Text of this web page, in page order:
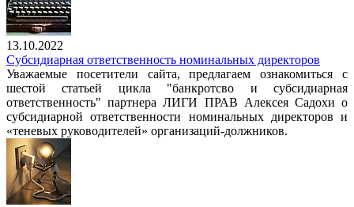
13.10.2022
Субсидиарная ответственность номинальных директоров
Уважаемые посетители сайта, предлагаем ознакомиться с
шестой статьей цикла "банкротсво и субсидиарная
ответственность" партнера ЛИГИ ПРАВ Алексея Садохи о
субсидиарной ответственности номинальных директоров и
«теневых руководителей» организаций-должников.